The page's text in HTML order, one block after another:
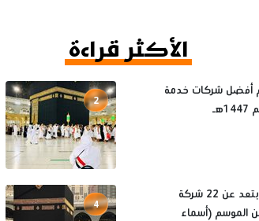
الأكثر قراءة
أفضل شركات خدمة
2
قبل حجز العمرة.. ابتعد عن 22 شركة
الموسم (أسماء
4